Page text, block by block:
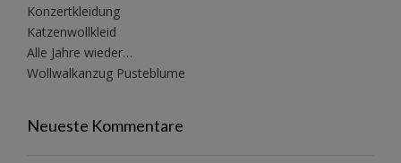
Konzertkleidung
Katzenwollkleid
Alle Jahre wieder…
Wollwalkanzug Pusteblume
Neueste Kommentare